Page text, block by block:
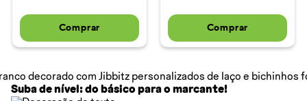
Comprar Comprar
Suba de nível: do básico para o marcante!